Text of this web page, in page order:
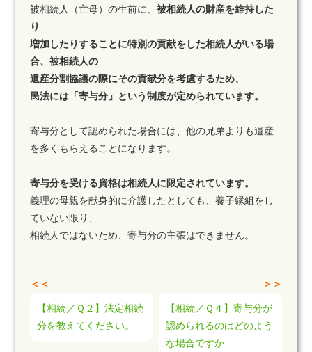
被相続人（亡母）の生前に、 被相続人の財産を維持した
り
増加したりすることに特別の貢献をした相続人がいる場
合、被相続人の
遺産分割協議の際にその貢献分を考慮するため、
民法には「寄与分」という制度が定められています。
寄与分として認められた場合には、他の兄弟よりも遺産
を多くもらえることになります。
寄与分を受ける資格は相続人に限定されています。
義理の母親を献身的に介護したとしても、養子縁組をし
ていない限り、
相続人ではないため、寄与分の主張はできません。
＜＜
【相続／Ｑ２】法定相続
分を教えてください。
＞＞
【相続／Ｑ４】寄与分が
認められるのはどのよう
な場合ですか